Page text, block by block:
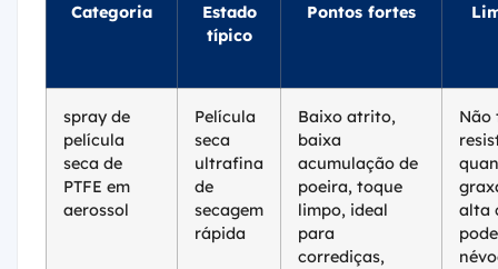
Categoria
Estado
típico
Pontos fortes
spray de
película
seca de
PTFE em
aerossol
Película
seca
ultrafina
de
secagem
rápida
Baixo atrito,
baixa
acumulação de
poeira, toque
limpo, ideal
para
corrediças,
Não
alta